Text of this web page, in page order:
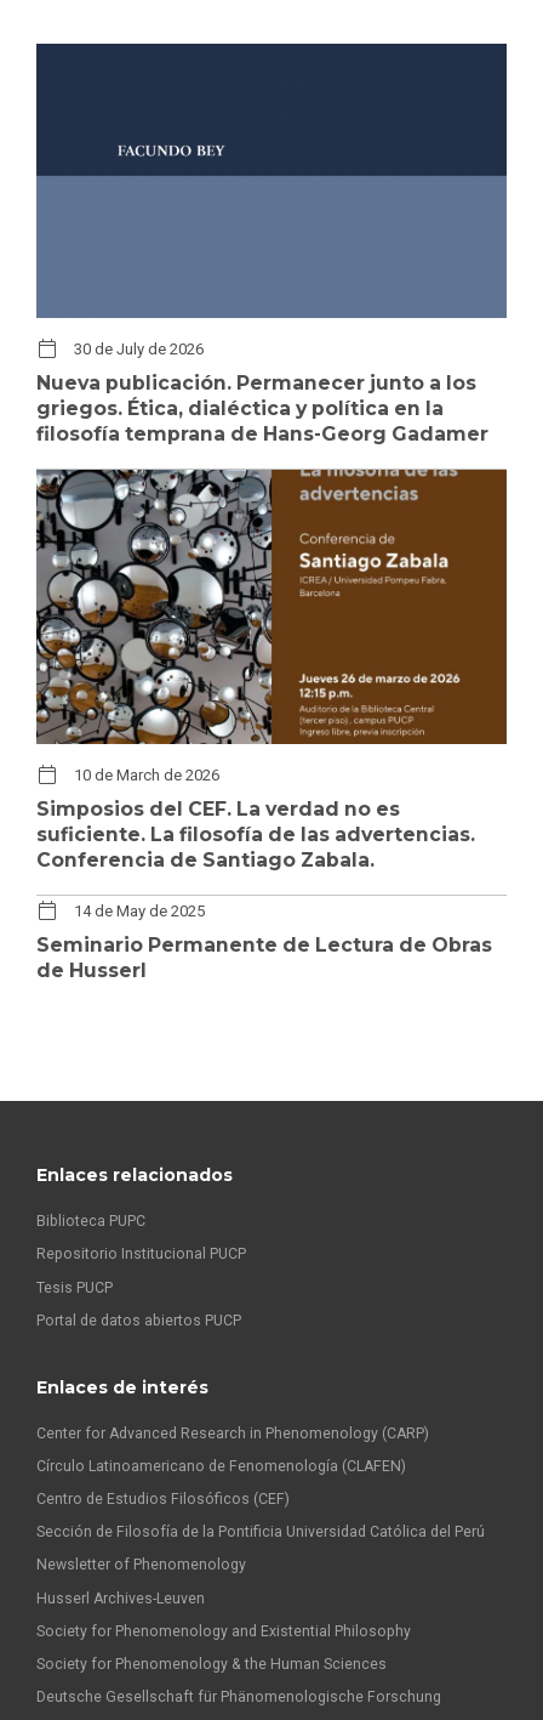
30 de July de 2026
Nueva publicación. Permanecer junto a los
griegos. Ética, dialéctica y política en la
filosofía temprana de Hans-Georg Gadamer
10 de March de 2026
Simposios del CEF. La verdad no es
suficiente. La filosofía de las advertencias.
Conferencia de Santiago Zabala.
14 de May de 2025
Seminario Permanente de Lectura de Obras
de Husserl
Enlaces relacionados
Biblioteca PUPC
Repositorio Institucional PUCP
Tesis PUCP
Portal de datos abiertos PUCP
Enlaces de interés
Center for Advanced Research in Phenomenology (CARP)
Círculo Latinoamericano de Fenomenología (CLAFEN)
Centro de Estudios Filosóficos (CEF)
Sección de Filosofía de la Pontificia Universidad Católica del Perú
Newsletter of Phenomenology
Husserl Archives-Leuven
Society for Phenomenology and Existential Philosophy
Society for Phenomenology & the Human Sciences
Deutsche Gesellschaft für Phänomenologische Forschung